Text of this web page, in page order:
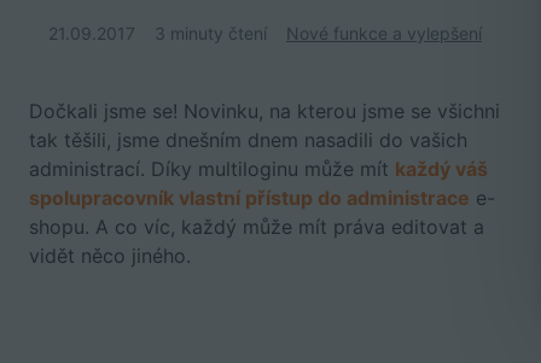
21.09.2017 3 minuty čtení Nové funkce a vylepšení
Dočkali jsme se! Novinku, na kterou jsme se všichni
tak těšili, jsme dnešním dnem nasadili do vašich
administrací. Díky multiloginu může mít každý váš
spolupracovník vlastní přístup do administrace e-
shopu. A co víc, každý může mít práva editovat a
vidět něco jiného.